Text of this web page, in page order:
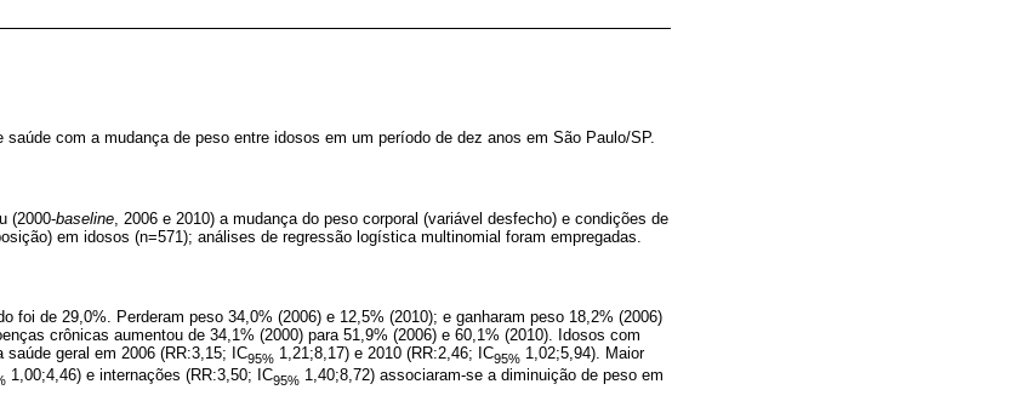
com a mudança de peso entre idosos em um período de dez anos em São Paulo/SP.
(2000-baseline , 2006 e 2010) a mudança do peso corporal (variável desfecho) e condições de
em idosos (n=571); análises de regressão logística multinomial foram empregadas.
foi de 29,0%. Perderam peso 34,0% (2006) e 12,5% (2010); e ganharam peso 18,2% (2006)
crônicas aumentou de 34,1% (2000) para 51,9% (2006) e 60,1% (2010). Idosos com
geral em 2006 (RR:3,15; IC95% 1,21;8,17) e 2010 (RR:2,46; IC95% 1,02;5,94). Maior
1,00;4,46) e internações (RR:3,50; IC95% 1,40;8,72) associaram-se a diminuição de peso em